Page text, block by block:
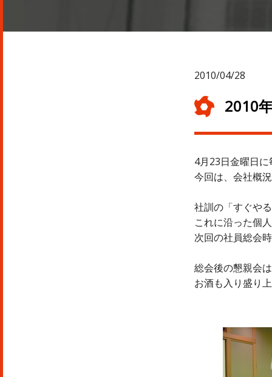
2010/04/28
2010
4月23日金曜日
今回は、会社概
社訓の「すぐや
これに沿った個
次回の社員総会
総会後の懇親会
お酒も入り盛り